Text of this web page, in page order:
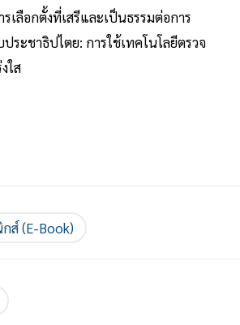
เลือกตั้งที่เสรีและเป็นธรรมต่อการ
ระชาธิปไตย: การใช้เทคโนโลยีตรวจ
ใส
ส์ (E-Book)